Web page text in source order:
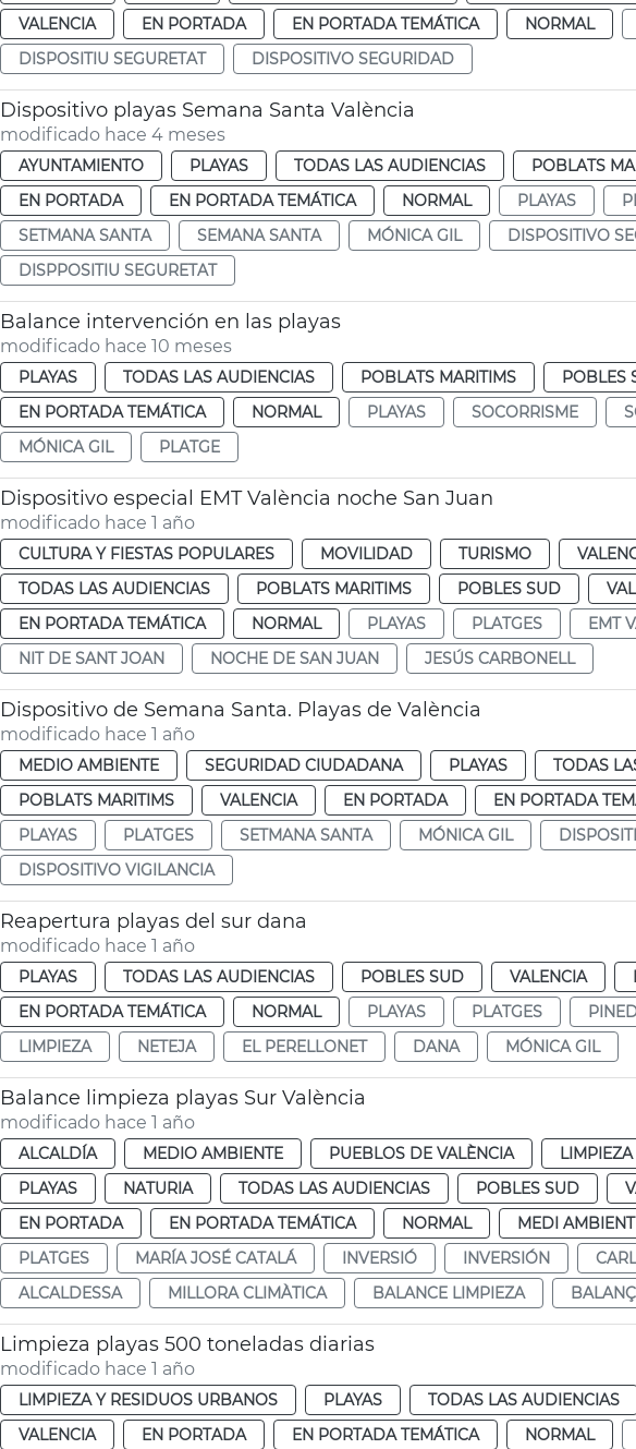
VALENCIA
EN PORTADA EN PORTADA TEMÁTICA NORMAL
DISPOSITIU SEGURETAT
DISPOSITIVO SEGURIDAD
Dispositivo playas Semana Santa València
modificado hace 4 meses
AYUNTAMIENTO PLAYAS TODAS LAS AUDIENCIAS POBLATS
EN PORTADA
EN PORTADA TEMÁTICA NORMAL PLAYAS
SETMANA SANTA
SEMANA SANTA MÓNICA GIL
DISPOSITIVO
DISPPOSITIU SEGURETAT
Balance intervención en las playas
modificado hace 10 meses
PLAYAS TODAS LAS AUDIENCIAS POBLATS MARITIMS POBLES
EN PORTADA TEMÁTICA
NORMAL PLAYAS SOCORRISME
MÓNICA GIL
PLATGE
Dispositivo especial EMT València noche San Juan
modificado hace 1 año
CULTURA Y FIESTAS POPULARES MOVILIDAD TURISMO
TODAS LAS AUDIENCIAS
POBLATS MARITIMS POBLES SUD
EN PORTADA TEMÁTICA
NORMAL PLAYAS PLATGES
EMT
NIT DE SANT JOAN
NOCHE DE SAN JUAN JESÚS CARBONELL
Dispositivo de Semana Santa. Playas de València
modificado hace 1 año
MEDIO AMBIENTE SEGURIDAD CIUDADANA PLAYAS
TODAS
POBLATS MARITIMS
VALENCIA EN PORTADA EN PORTADA
PLAYAS
PLATGES SETMANA SANTA MÓNICA GIL
DISPOSITIVO VIGILANCIA
Reapertura playas del sur dana
modificado hace 1 año
PLAYAS TODAS LAS AUDIENCIAS POBLES SUD VALENCIA
EN PORTADA TEMÁTICA
NORMAL PLAYAS PLATGES
LIMPIEZA
NETEJA EL PERELLONET DANA MÓNICA GIL
Balance limpieza playas Sur València
modificado hace 1 año
ALCALDÍA MEDIO AMBIENTE PUEBLOS DE VALÈNCIA
PLAYAS
NATURIA TODAS LAS AUDIENCIAS POBLES SUD
EN PORTADA
EN PORTADA TEMÁTICA NORMAL MEDI
PLATGES
MARÍA JOSÉ CATALÁ INVERSIÓ INVERSIÓN
ALCALDESSA
MILLORA CLIMÀTICA BALANCE LIMPIEZA
Limpieza playas 500 toneladas diarias
modificado hace 1 año
LIMPIEZA Y RESIDUOS URBANOS PLAYAS TODAS LAS AUDIENCIAS
VALENCIA
EN PORTADA EN PORTADA TEMÁTICA NORMAL